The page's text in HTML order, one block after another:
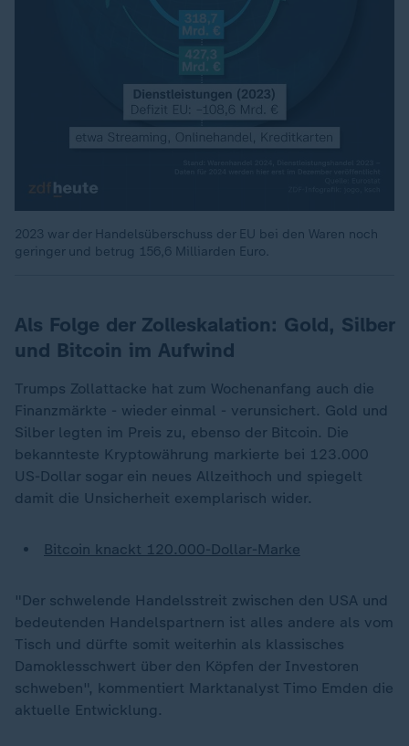
2023 war der Handelsüberschuss der EU bei den Waren noch
geringer und betrug 156,6 Milliarden Euro.
Als Folge der Zolleskalation: Gold, Silber
und Bitcoin im Aufwind
Trumps Zollattacke hat zum Wochenanfang auch die
Finanzmärkte - wieder einmal - verunsichert. Gold und
Silber legten im Preis zu, ebenso der Bitcoin. Die
bekannteste Kryptowährung markierte bei 123.000
US-Dollar sogar ein neues Allzeithoch und spiegelt
damit die Unsicherheit exemplarisch wider.
Bitcoin knackt 120.000-Dollar-Marke
"Der schwelende Handelsstreit zwischen den USA und
bedeutenden Handelspartnern ist alles andere als vom
Tisch und dürfte somit weiterhin als klassisches
Damoklesschwert über den Köpfen der Investoren
schweben", kommentiert Marktanalyst Timo Emden die
aktuelle Entwicklung.